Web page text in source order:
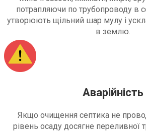
потрапляючи по трубопроводу в
утворюють щільний шар мулу і
в землю.
Аварійність
Якщо очищення септика не
рівень осаду досягне переливної